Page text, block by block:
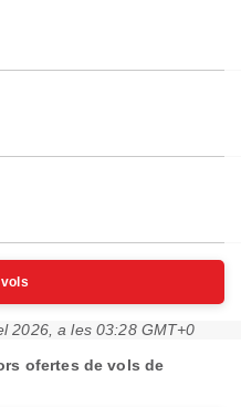
2026, a les 03:28 GMT+0
ofertes de vols de